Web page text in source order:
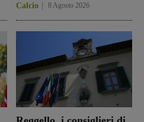
Calcio 8 Agosto 2026